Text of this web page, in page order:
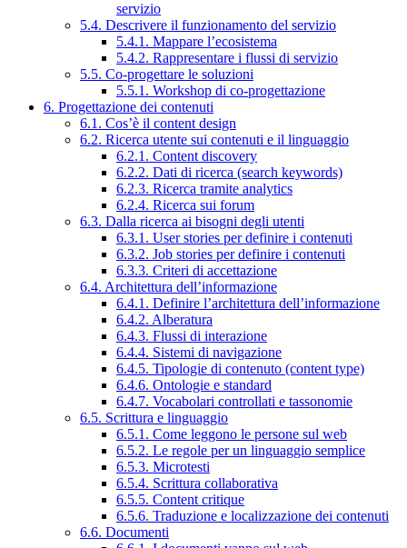
servizio
5.4. Descrivere il funzionamento del servizio
5.4.1. Mappare l’ecosistema
5.4.2. Rappresentare i flussi di servizio
5.5. Co-progettare le soluzioni
5.5.1. Workshop di co-progettazione
6. Progettazione dei contenuti
6.1. Cos’è il content design
6.2. Ricerca utente sui contenuti e il linguaggio
6.2.1. Content discovery
6.2.2. Dati di ricerca (search keywords)
6.2.3. Ricerca tramite analytics
6.2.4. Ricerca sui forum
6.3. Dalla ricerca ai bisogni degli utenti
6.3.1. User stories per definire i contenuti
6.3.2. Job stories per definire i contenuti
6.3.3. Criteri di accettazione
6.4. Architettura dell’informazione
6.4.1. Definire l’architettura dell’informazione
6.4.2. Alberatura
6.4.3. Flussi di interazione
6.4.4. Sistemi di navigazione
6.4.5. Tipologie di contenuto (content type)
6.4.6. Ontologie e standard
6.4.7. Vocabolari controllati e tassonomie
6.5. Scrittura e linguaggio
6.5.1. Come leggono le persone sul web
6.5.2. Le regole per un linguaggio semplice
6.5.3. Microtesti
6.5.4. Scrittura collaborativa
6.5.5. Content critique
6.5.6. Traduzione e localizzazione dei contenuti
6.6. Documenti